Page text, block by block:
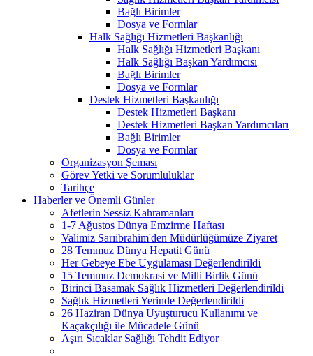
Bağlı Birimler
Dosya ve Formlar
Halk Sağlığı Hizmetleri Başkanlığı
Halk Sağlığı Hizmetleri Başkanı
Halk Sağlığı Başkan Yardımcısı
Bağlı Birimler
Dosya ve Formlar
Destek Hizmetleri Başkanlığı
Destek Hizmetleri Başkanı
Destek Hizmetleri Başkan Yardımcıları
Bağlı Birimler
Dosya ve Formlar
Organizasyon Şeması
Görev Yetki ve Sorumluluklar
Tarihçe
Haberler ve Önemli Günler
Afetlerin Sessiz Kahramanları
1-7 Ağustos Dünya Emzirme Haftası
Valimiz Sarıibrahim'den Müdürlüğümüze Ziyaret
28 Temmuz Dünya Hepatit Günü
Her Gebeye Ebe Uygulaması Değerlendirildi
15 Temmuz Demokrasi ve Milli Birlik Günü
Birinci Basamak Sağlık Hizmetleri Değerlendirildi
Sağlık Hizmetleri Yerinde Değerlendirildi
26 Haziran Dünya Uyuşturucu Kullanımı ve
Kaçakçılığı ile Mücadele Günü
Aşırı Sıcaklar Sağlığı Tehdit Ediyor